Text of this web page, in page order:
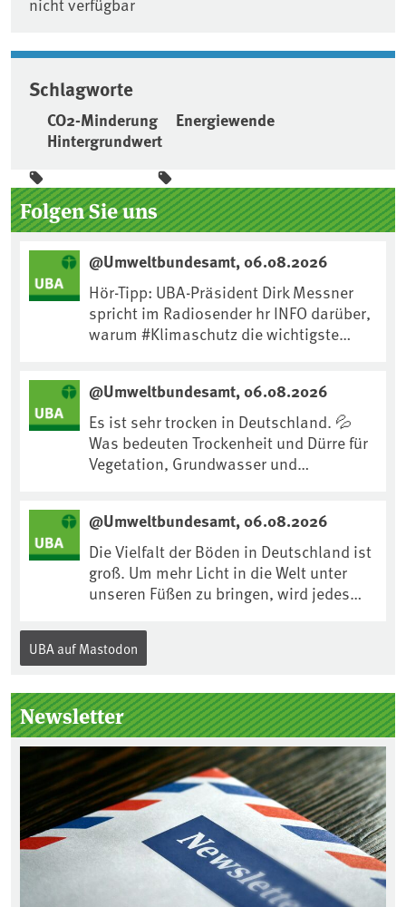
Schlagworte
CO2-Minderung
Energiewende
Hintergrundwert
Seitenleiste
Folgen Sie uns
@Umweltbundesamt, 06.08.2026
Hör-Tipp: UBA-Präsident Dirk Messner
spricht im Radiosender hr INFO darüber,
warum #Klimaschutz die wichtigste
https://www.ardsounds.de/episode/urn
:ard:episode:0e7cf1c4b819c26d/
@Umweltbundesamt, 06.08.2026
Es ist sehr trocken in Deutschland. 💦
Was bedeuten Trockenheit und Dürre für
Vegetation, Grundwasser und
anpassen?🤔Antworten auf diese und
weitere Fragen auf unserer Webseite:
www.uba.de/trockenheit #Trockenheit
#Klimawandel
@Umweltbundesamt, 06.08.2026
Die Vielfalt der Böden in Deutschland ist
groß. Um mehr Licht in die Welt unter
unseren Füßen zu bringen, wird jedes
Internationalen Tag des Bodens, der
„Boden des Jahres“ vorgestellt. Das UBA
Kuratorium, wie wird der Boden des
Jahres ausgewählt und was passiert
eigentlich während eines solchen
Bodenjahres? Infos dazu gibt es im
aktuellen Podcast „Soilcast“. Jetzt
reinhören:
https://soilcast.de/interview/sc202-
interview-die-kuer-der-krume/
UBA auf Mastodon
Newsletter